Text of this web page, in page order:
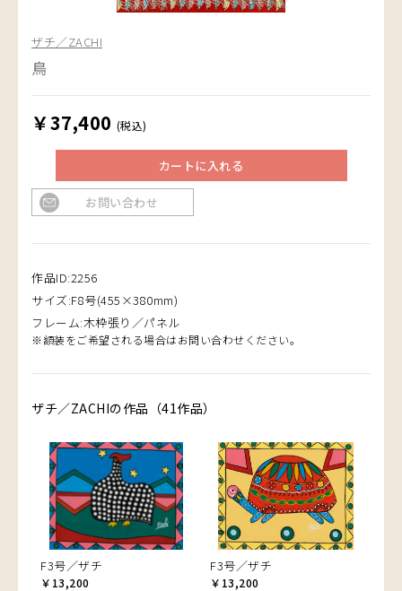
ザチ／ZACHI
鳥
￥37,400 (税込)
カートに入れる
お問い合わせ
作品ID:2256
サイズ:F8号(455×380mm)
フレーム:木枠張り／パネル
※額装をご希望される場合はお問い合わせください。
ザチ／ZACHIの作品（41作品）
F3号／ザチ
￥13,200
F3号／ザチ
￥13,200